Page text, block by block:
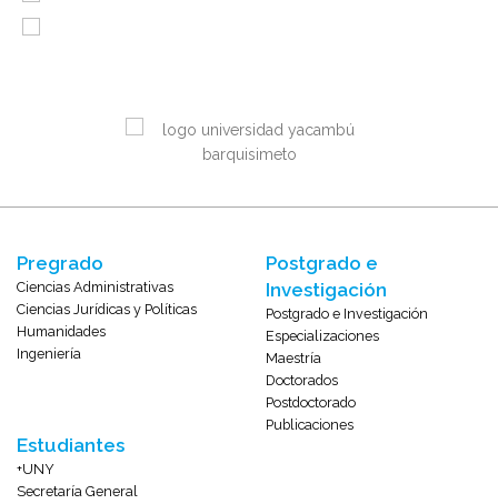
Pregrado
Ciencias Administrativas
Ciencias Jurídicas y Políticas
Humanidades
Ingeniería
Estudiantes
+UNY
Secretaría General
Postgrado e
Investigación
Postgrado e Investigación
Especializaciones
Maestría
Doctorados
Postdoctorado
Publicaciones